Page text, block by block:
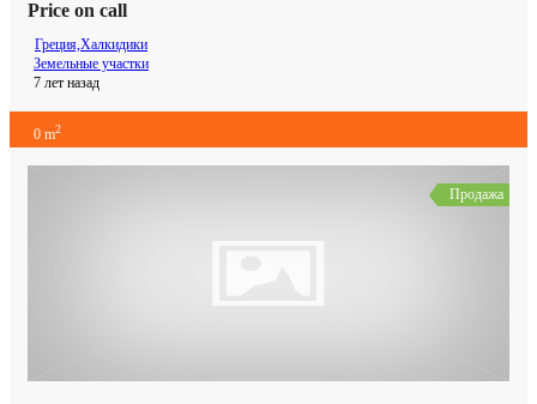
Price on call
Греция,Халкидики
Земельные участки
7 лет назад
0 m2
Продажа